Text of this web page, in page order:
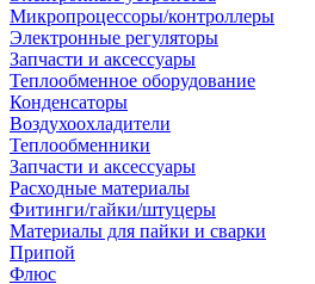
Микропроцессоры/контроллеры
Электронные регуляторы
Запчасти и аксессуары
Теплообменное оборудование
Конденсаторы
Воздухоохладители
Теплообменники
Запчасти и аксессуары
Расходные материалы
Фитинги/гайки/штуцеры
Материалы для пайки и сварки
Припой
Флюс